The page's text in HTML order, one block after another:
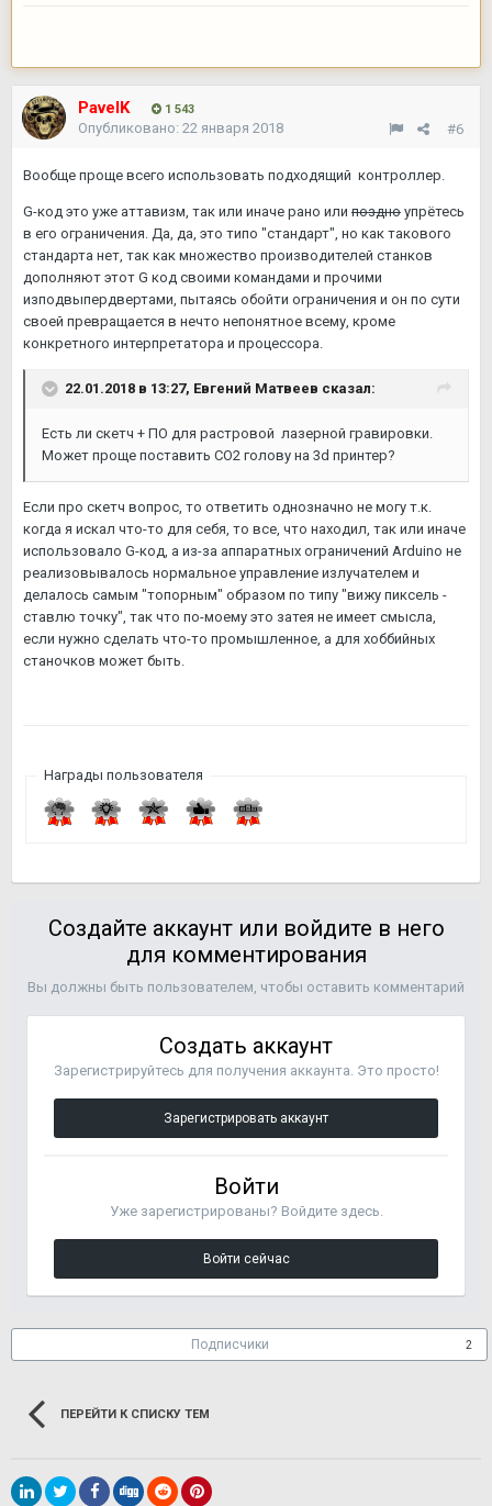
PavelK 1 543
#6
Опубликовано: 22 января 2018
Вообще проще всего использовать подходящий контроллер.
G-код это уже аттавизм, так или иначе рано или поздно упрётесь
в его ограничения. Да, да, это типо "стандарт", но как такового
стандарта нет, так как множество производителей станков
дополняют этот G код своими командами и прочими
изподвыпердвертами, пытаясь обойти ограничения и он по сути
своей превращается в нечто непонятное всему, кроме
конкретного интерпретатора и процессора.
22.01.2018 в 13:27, Евгений Матвеев сказал:
Есть ли скетч + ПО для растровой лазерной гравировки.
Может проще поставить CO2 голову на 3d принтер?
Если про скетч вопрос, то ответить однозначно не могу т.к.
когда я искал что-то для себя, то все, что находил, так или иначе
использовало G-код, а из-за аппаратных ограничений Arduino не
реализовывалось нормальное управление излучателем и
делалось самым "топорным" образом по типу "вижу пиксель -
ставлю точку", так что по-моему это затея не имеет смысла,
если нужно сделать что-то промышленное, а для хоббийных
станочков может быть.
Награды пользователя
Создайте аккаунт или войдите в него
для комментирования
Вы должны быть пользователем, чтобы оставить комментарий
Создать аккаунт
Зарегистрируйтесь для получения аккаунта. Это просто!
Зарегистрировать аккаунт
Войти
Уже зарегистрированы? Войдите здесь.
Войти сейчас
Подписчики 2
ПЕРЕЙТИ К СПИСКУ ТЕМ